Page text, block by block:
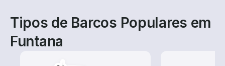
Tipos de Barcos Populares em
Funtana